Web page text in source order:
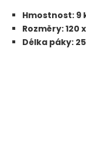
Hmostnost: 9
Rozměry: 120
Délka páky: